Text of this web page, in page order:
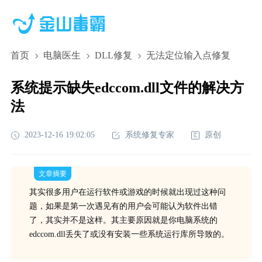
首页 电脑医生 DLL修复 无法定位输入点修复
系统提示缺失edccom.dll文件的解决方
法
2023-12-16 19:02:05 系统修复专家 原创
文章摘要
其实很多用户在运行软件或游戏的时候就出现过这种问
题，如果是第一次遇见有的用户会可能认为软件出错
了，其实并不是这样。其主要原因就是你电脑系统的
edccom.dll丢失了或没有安装一些系统运行库所导致的。